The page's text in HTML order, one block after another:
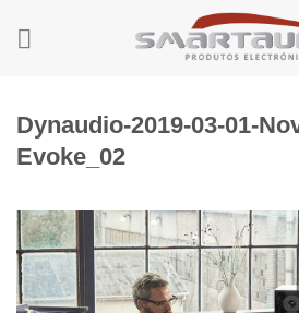
Dynaudio-2019-03-01-
Evoke_02